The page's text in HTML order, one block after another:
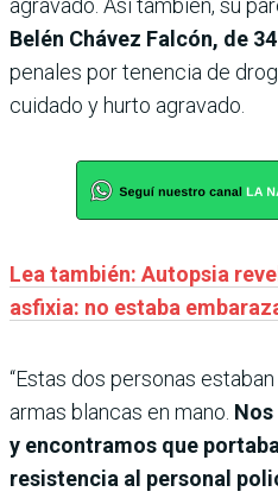
agravado. Así también, su
Belén Chávez Falcón, de
penales por tenencia de
cuidado y hurto agravado.
Lea también: Autopsia
asfixia: no estaba
“Estas dos personas
armas blancas en mano.
y encontramos que
resistencia al personal